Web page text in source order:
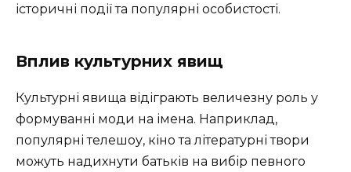
історичні події та популярні особистості.
Вплив культурних явищ
Культурні явища відіграють величезну роль у
формуванні моди на імена. Наприклад,
популярні телешоу, кіно та літературні твори
можуть надихнути батьків на вибір певного